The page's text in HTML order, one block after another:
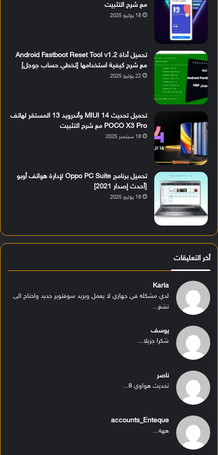
مع شرح التثبيت
18 يوليو 2025
تحميل أداة Android Fastboot Reset Tool v1.2
مع شرح كيفية استخدامها [تخطي حساب جوجل]
22 يوليو 2025
تحميل تحديث MIUI 14 وأندرويد 13 المستقر لهاتف
POCO X3 Pro مع شرح التثبيت
18 سبتمبر 2025
تحميل برنامج Oppo PC Suite لإدارة هواتف أوبو
[أحدث إصدار 2021]
18 يوليو 2025
أخر التعليقات
Karla
لدي مشكله في جهازي لا يعمل ويريد سوفتوير جديد واحتاج الى
تشغ...
يوسف
شكرا جزيلا...
ناصر
تحديث هواوي 8...
accounts_Enteque
ههه...